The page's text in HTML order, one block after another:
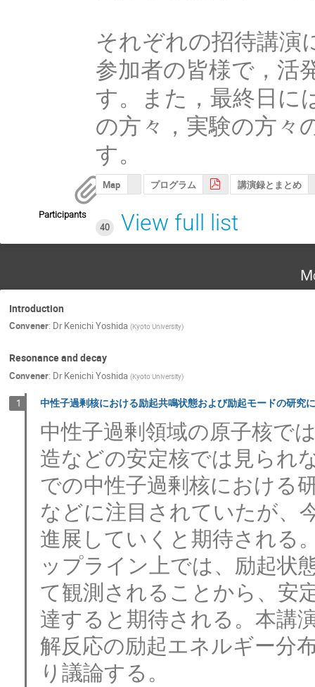
それぞれの招待講演
参加者の皆様で，活
す。また，最終日に
の方々，実験の方々
す。
Map プログラム 講演録とまとめ
Participants
40
View full list
Introduction
Convener: Dr Kenichi Yoshida (Kyoto University)
Resonance and decay
Convener: Dr Kenichi Yoshida (Kyoto University)
1 中性子過剰核における励起共鳴状態および励起モードの研究
中性子過剰領域の原子核で
造などの安定核では見られ
での中性子過剰核における
などに注目されていたが、
進展していくと期待される
ップライン上では、励起状
て観測されることから、安
達すると期待される。本講
解反応の励起エネルギー分
り議論する。